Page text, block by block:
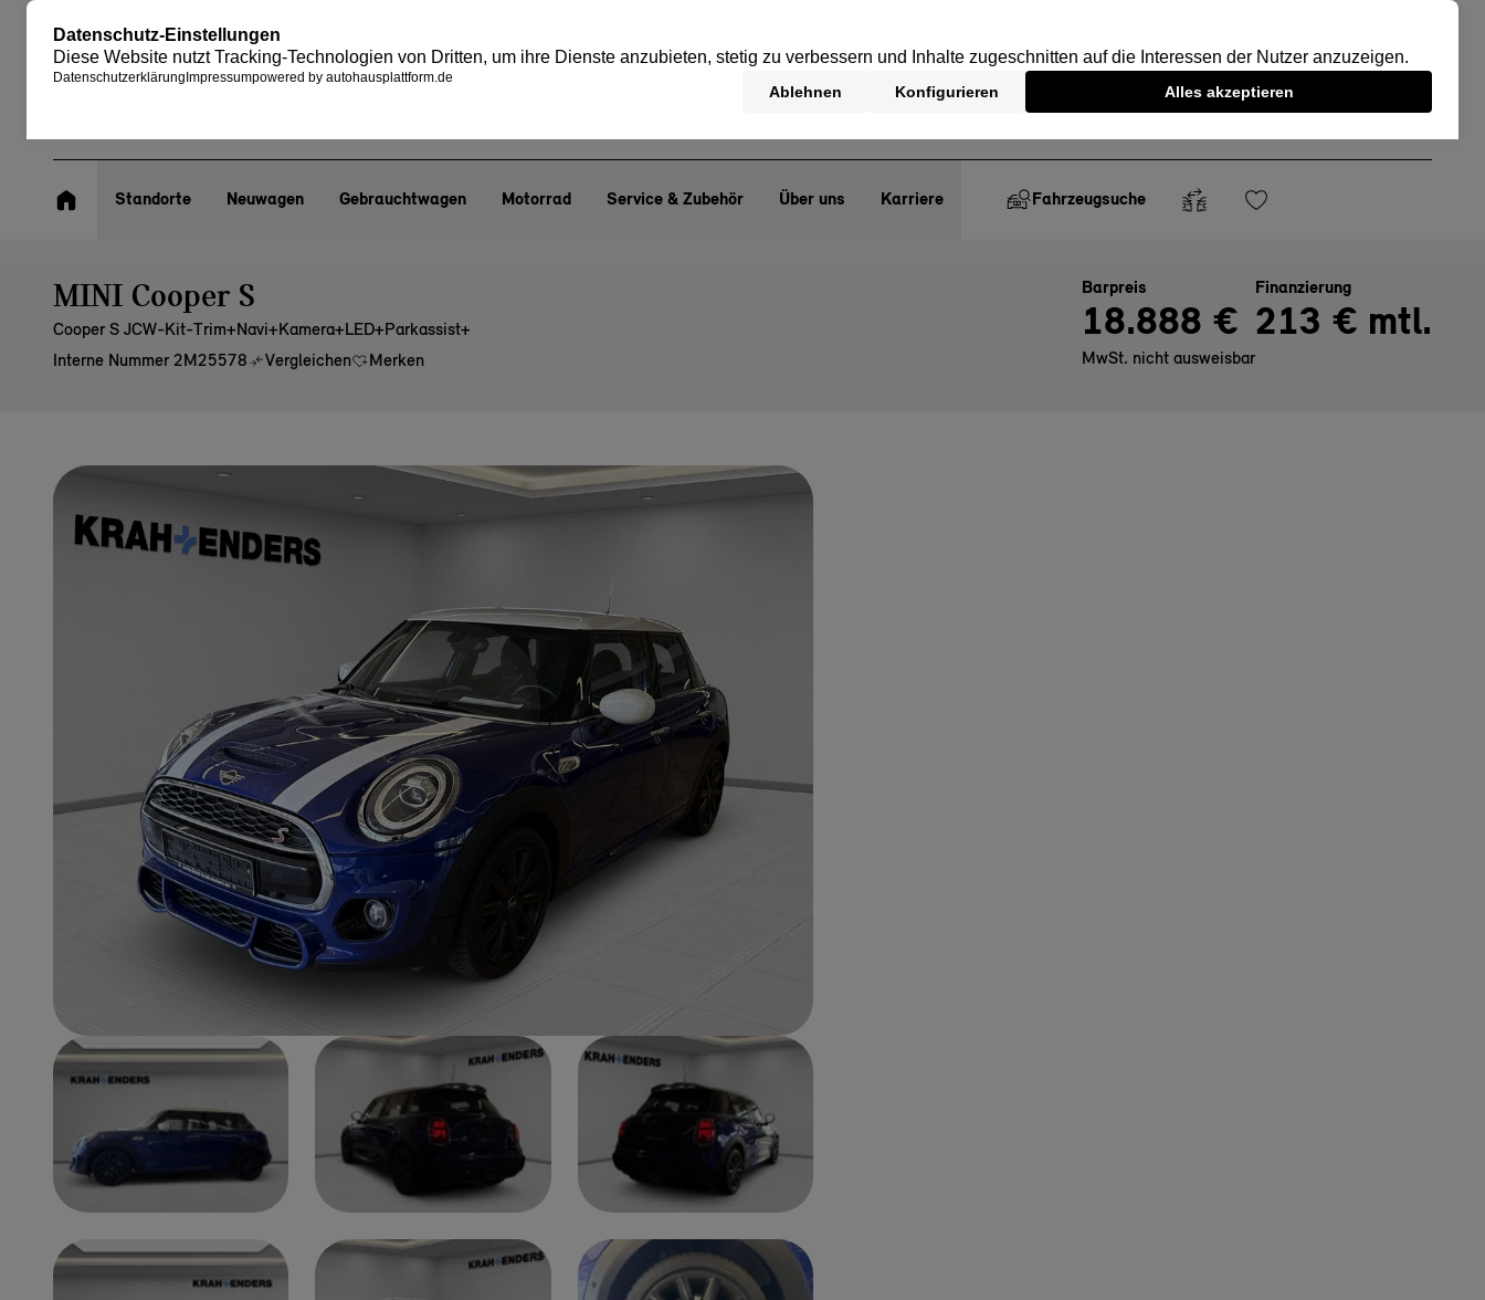
Standorte Neuwagen Gebrauchtwagen Motorrad Service & Zubehör Über uns Karriere Fahrzeugsuche
MINI Cooper S
Cooper S JCW-Kit-Trim+Navi+Kamera+LED+Parkassist+
Interne Nummer 2M25578
Vergleichen Merken
Barpreis
18.888 €
MwSt. nicht ausweisbar
Finanzierung
213 € mtl.